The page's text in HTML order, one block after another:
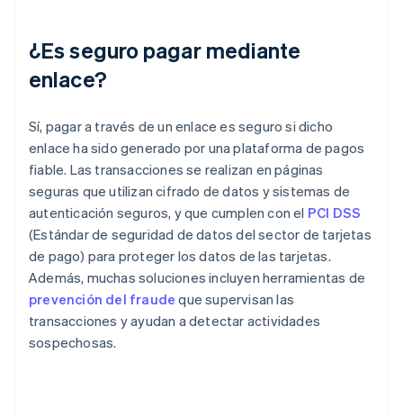
¿Es seguro pagar mediante
enlace?
Sí, pagar a través de un enlace es seguro si dicho
enlace ha sido generado por una plataforma de pagos
fiable. Las transacciones se realizan en páginas
seguras que utilizan cifrado de datos y sistemas de
autenticación seguros, y que cumplen con el PCI DSS
(Estándar de seguridad de datos del sector de tarjetas
de pago) para proteger los datos de las tarjetas.
Además, muchas soluciones incluyen herramientas de
prevención del fraude que supervisan las
transacciones y ayudan a detectar actividades
sospechosas.